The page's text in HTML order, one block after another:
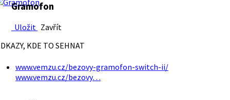
Gramofon
Uložit Zavřít
KDE TO SEHNAT
www.vemzu.cz/bezovy-gramofon-switch-ii/
www.vemzu.cz/bezovy…